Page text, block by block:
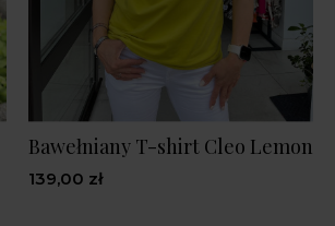
Bawełniany T-shirt Cleo Lemon
139,00 zł